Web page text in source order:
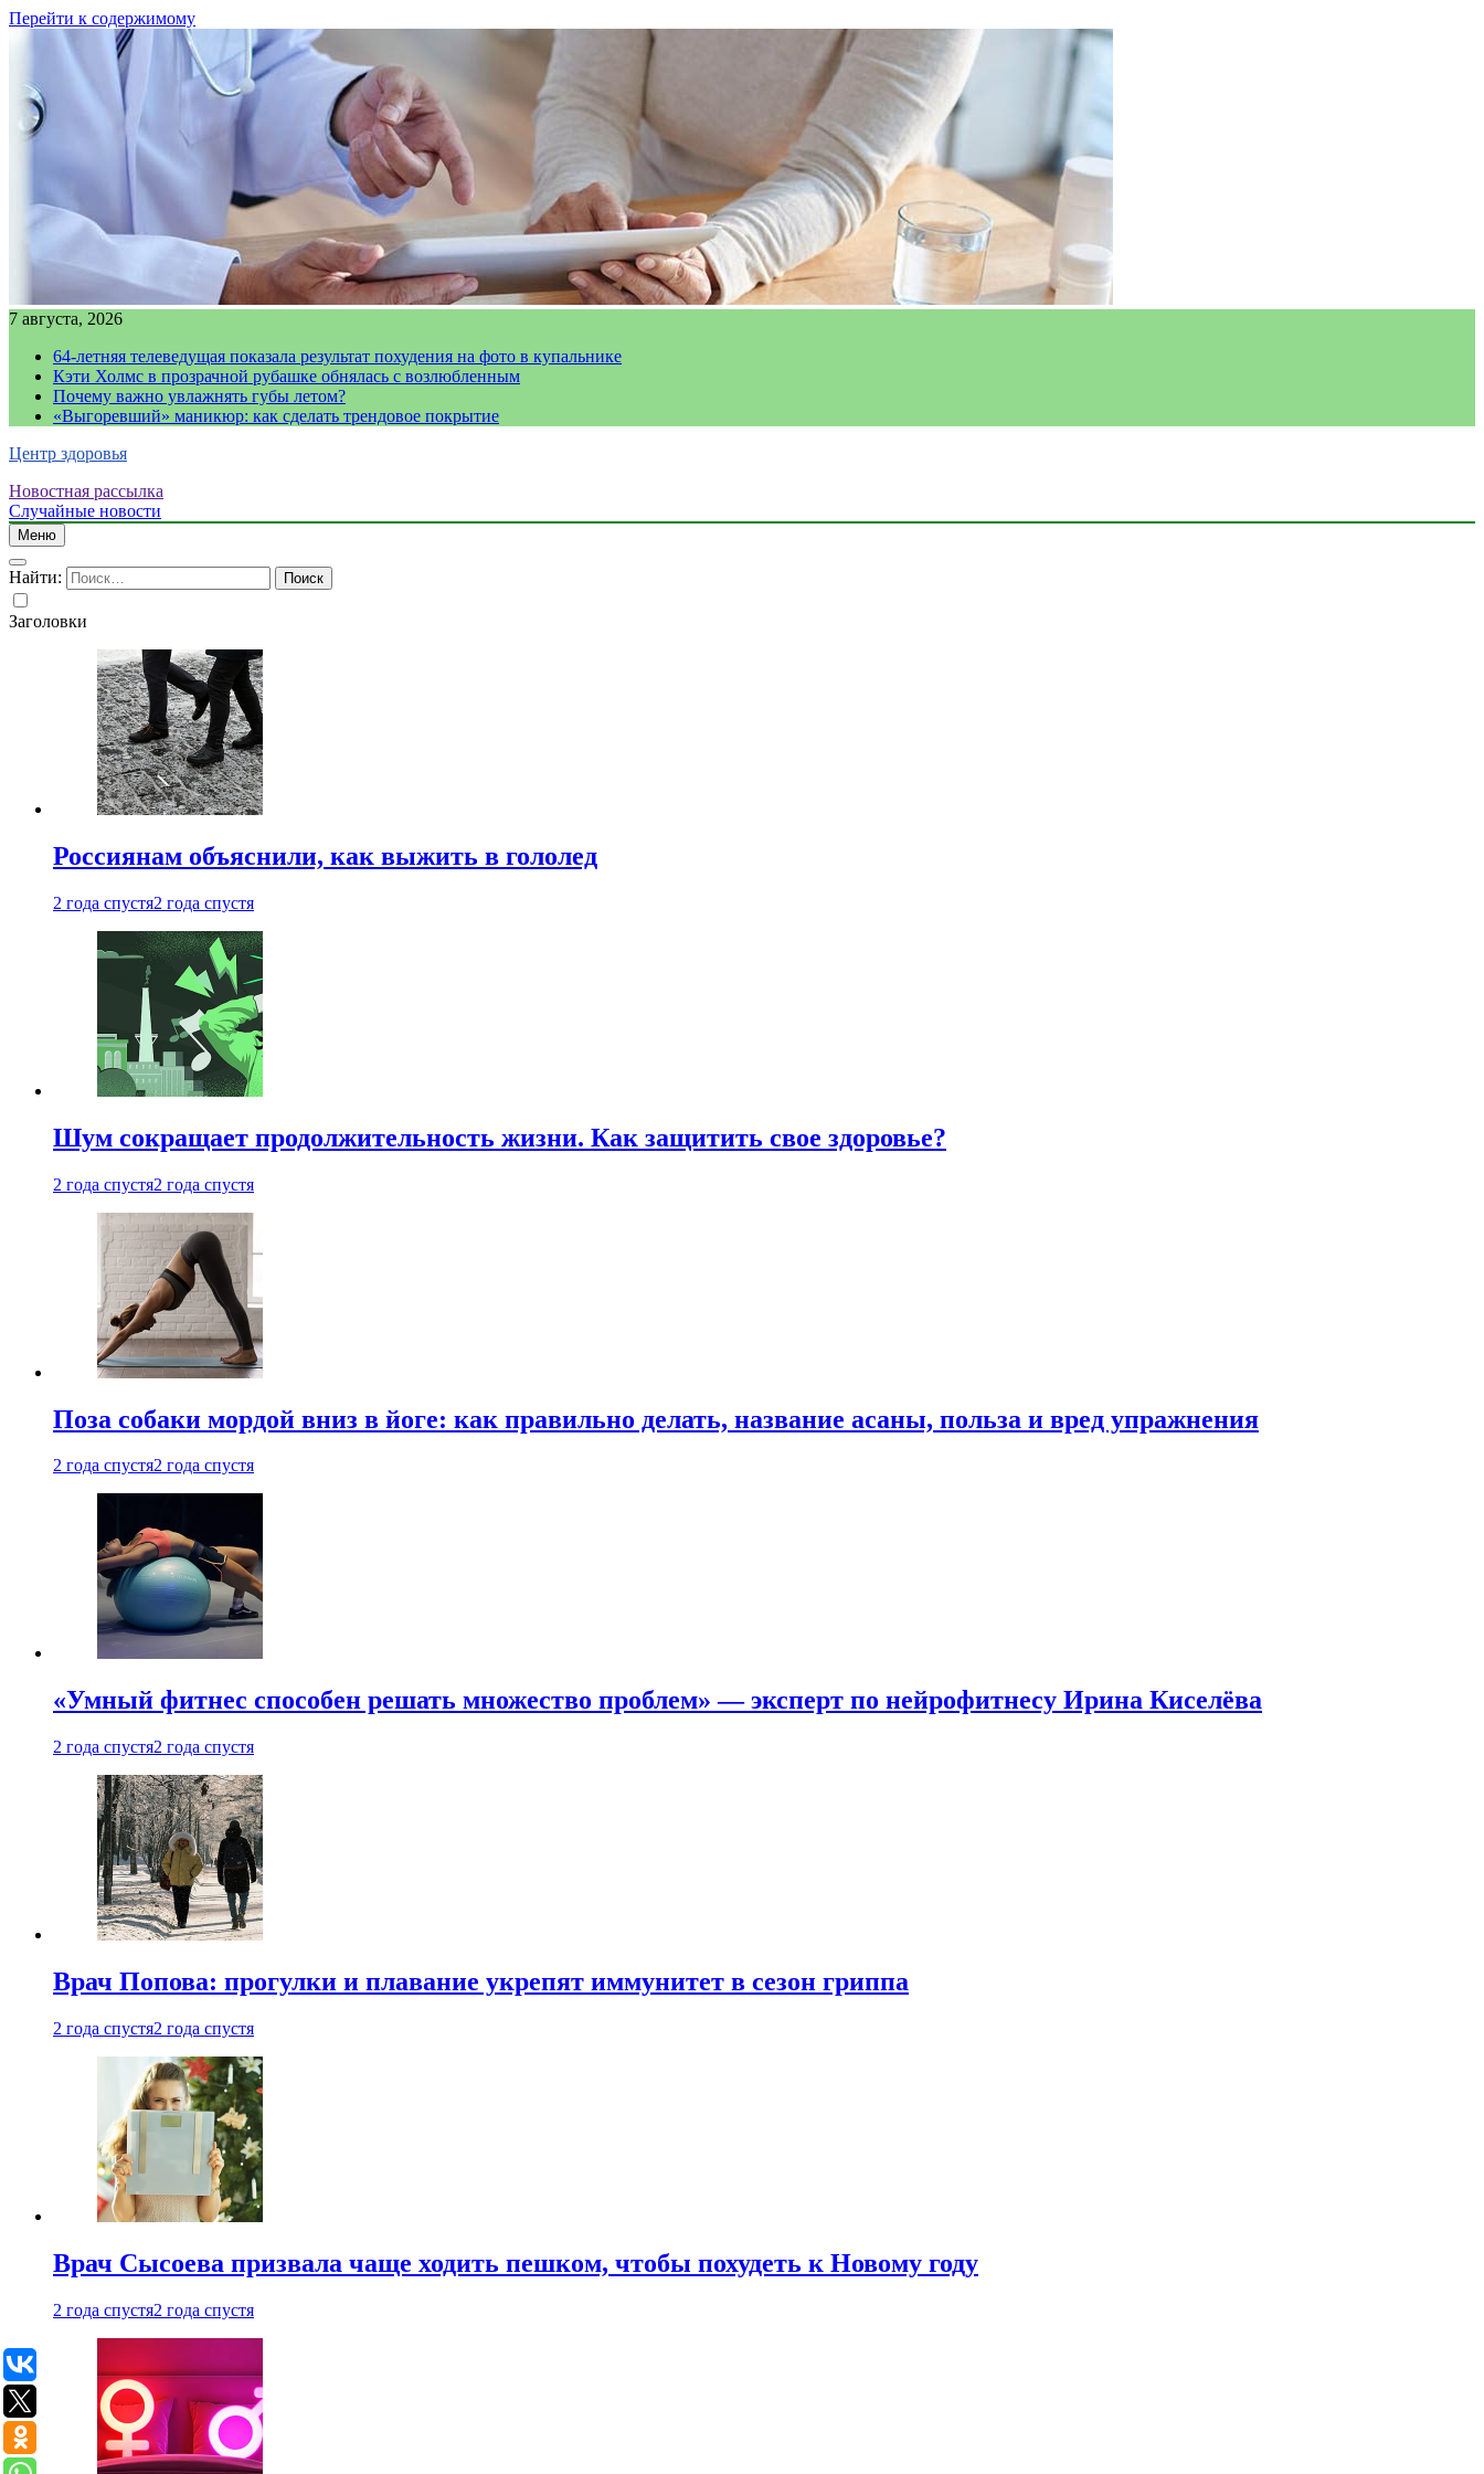
Перейти к содержимому
7 августа, 2026
64-летняя телеведущая показала результат похудения на фото в купальнике
Кэти Холмс в прозрачной рубашке обнялась с возлюбленным
Почему важно увлажнять губы летом?
«Выгоревший» маникюр: как сделать трендовое покрытие
Центр здоровья
Новостная рассылка
Случайные новости
Меню
Найти:
Заголовки
Россиянам объяснили, как выжить в гололед
2 года спустя2 года спустя
Шум сокращает продолжительность жизни. Как защитить свое здоровье?
2 года спустя2 года спустя
Поза собаки мордой вниз в йоге: как правильно делать, название асаны, польза и вред упражнения
2 года спустя2 года спустя
«Умный фитнес способен решать множество проблем» — эксперт по нейрофитнесу Ирина Киселёва
2 года спустя2 года спустя
Врач Попова: прогулки и плавание укрепят иммунитет в сезон гриппа
2 года спустя2 года спустя
Врач Сысоева призвала чаще ходить пешком, чтобы похудеть к Новому году
2 года спустя2 года спустя